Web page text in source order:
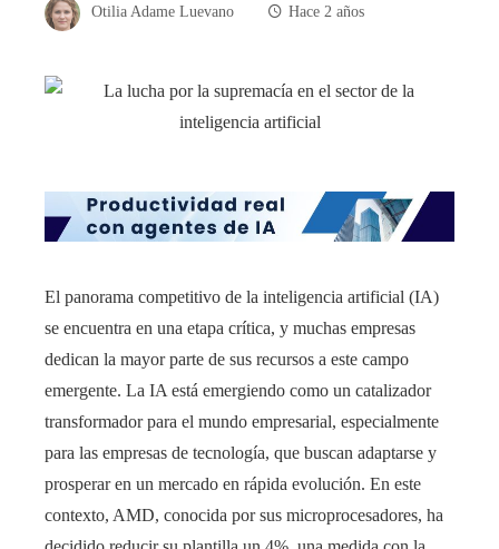
Otilia Adame Luevano Hace 2 años
El panorama competitivo de la inteligencia artificial (IA)
se encuentra en una etapa crítica, y muchas empresas
dedican la mayor parte de sus recursos a este campo
emergente. La IA está emergiendo como un catalizador
transformador para el mundo empresarial, especialmente
para las empresas de tecnología, que buscan adaptarse y
prosperar en un mercado en rápida evolución. En este
contexto, AMD, conocida por sus microprocesadores, ha